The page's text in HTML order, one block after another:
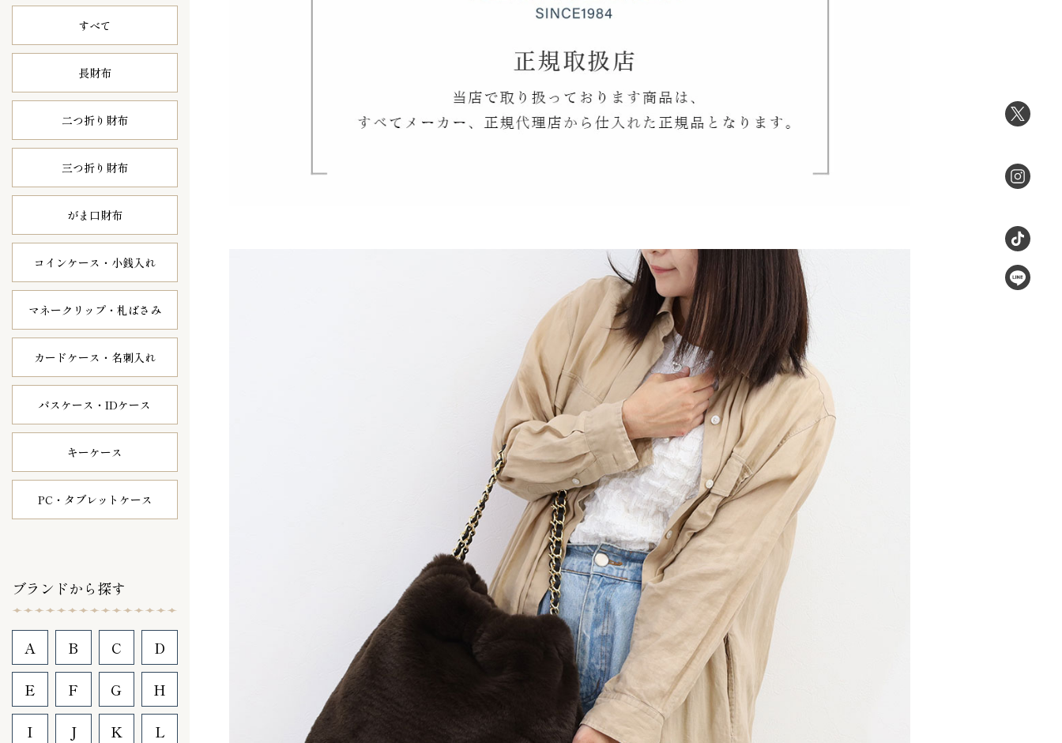
すべて
長財布
二つ折り財布
三つ折り財布
がま口財布
コインケース・ 小銭入れ
マネークリップ・ 札ばさみ
カードケース・ 名刺入れ
パスケース・ IDケース
キーケース
PC・タブレット ケース
ブランドから探す
A B C D
E F G H
I J K L